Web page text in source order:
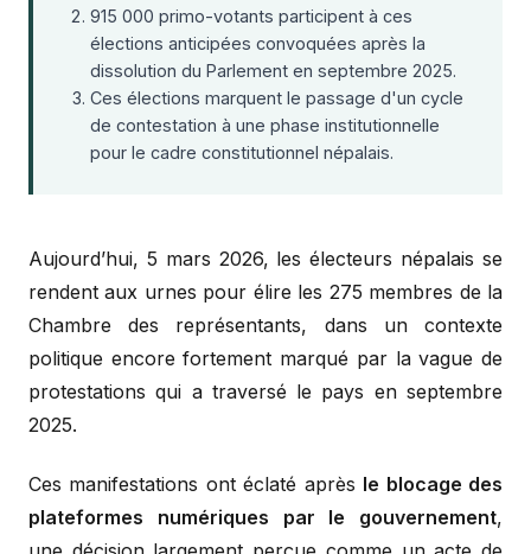
915 000 primo-votants participent à ces
élections anticipées convoquées après la
dissolution du Parlement en septembre 2025.
Ces élections marquent le passage d'un cycle
de contestation à une phase institutionnelle
pour le cadre constitutionnel népalais.
Aujourd’hui, 5 mars 2026, les électeurs népalais se
rendent aux urnes pour élire les 275 membres de la
Chambre des représentants, dans un contexte
politique encore fortement marqué par la vague de
protestations qui a traversé le pays en septembre
2025.
Ces manifestations ont éclaté après le blocage des
plateformes numériques par le gouvernement,